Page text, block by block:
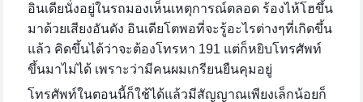
อินเดียนั่งอยู่ในรถมองเห็นเหตุการณ์ตลอด ร้องไห้โฮขึ้น
มาด้วยเสียงอันดัง อินเดียโตพอที่จะรู้อะไรต่างๆที่เกิดขึ้น
แล้ว คิดขึ้นได้ว่าจะต้องโทรหา 191 แต่ก็หยิบโทรศัพท์
ขึ้นมาไม่ได้ เพราะว่ามีคนผมเกรียนยืนคุมอยู่
โทรศัพท์ในตอนนี้ก็ใช้ได้แล้วมีสัญญาณเพียงเล็กน้อยก็